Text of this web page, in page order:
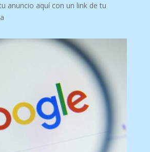
anuncio aquí con un link de tu